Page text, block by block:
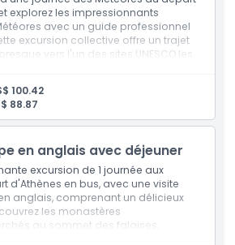
explorez les impressionnants
avec un guide professionnel
excursion collective offre un trajet
vers l'un des sites UNESCO les
le déjeuner n'est pas inclus,
de profiter de l'expérience à votre
100.42
88.87
en anglais avec déjeuner
excursion de 1 journée aux
d'Athènes en bus, avec une visite
anglais, comprenant un délicieux
les monastères
au sommet des falaises,